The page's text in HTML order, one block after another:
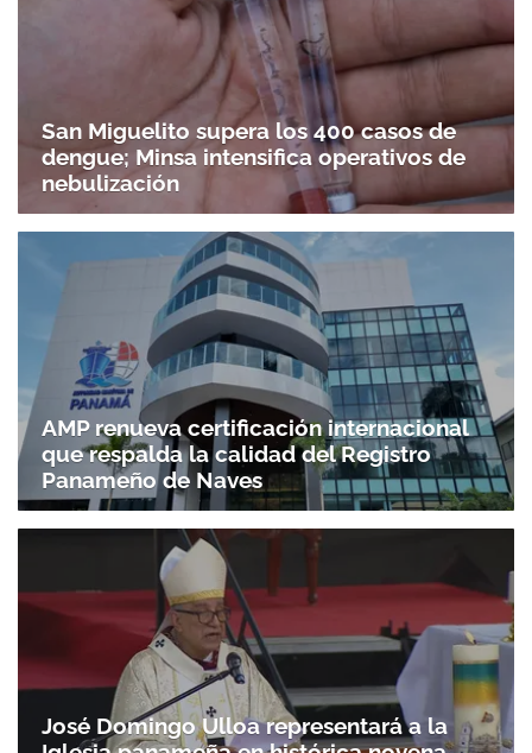
San Miguelito supera los 400 casos de
dengue; Minsa intensifica operativos de
nebulización
AMP renueva certificación internacional
que respalda la calidad del Registro
Panameño de Naves
José Domingo Ulloa representará a la